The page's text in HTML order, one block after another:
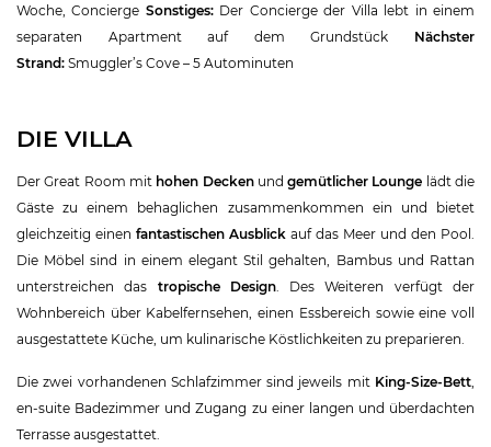
Woche, Concierge Sonstiges:Der Concierge der Villa lebt in einem
separaten Apartment auf dem Grundstück Nächster
Strand: Smuggler’s Cove – 5 Autominuten
DIE VILLA
Der Great Room mit hohen Deckenundgemütlicher Lounge lädt die
Gäste zu einem behaglichen zusammenkommen ein und bietet
gleichzeitig einen fantastischen Ausblick auf das Meer und den Pool.
Die Möbel sind in einem elegant Stil gehalten, Bambus und Rattan
unterstreichen das tropische Design. Des Weiteren verfügt der
Wohnbereich über Kabelfernsehen, einen Essbereich sowie eine voll
ausgestattete Küche, um kulinarische Köstlichkeiten zu preparieren.
Die zwei vorhandenen Schlafzimmer sind jeweils mit King-Size-Bett
en-suite Badezimmer und Zugang zu einer langen und überdachten
Terrasse ausgestattet.